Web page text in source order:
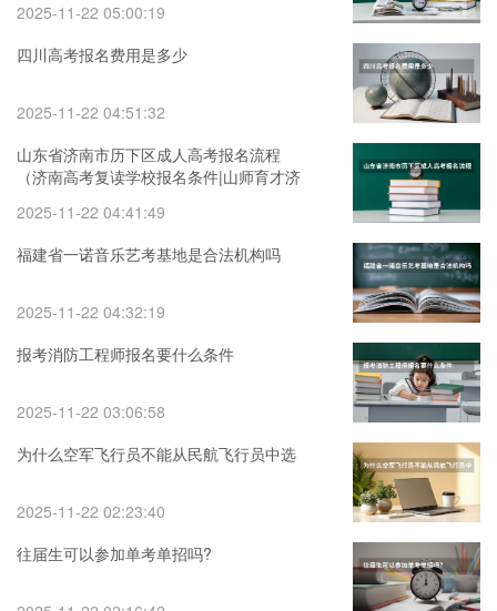
2025-11-22 05:00:19
四川高考报名费用是多少
2025-11-22 04:51:32
山东省济南市历下区成人高考报名流程
（济南高考复读学校报名条件|山师育才济
2025-11-22 04:41:49
福建省一诺音乐艺考基地是合法机构吗
2025-11-22 04:32:19
报考消防工程师报名要什么条件
2025-11-22 03:06:58
为什么空军飞行员不能从民航飞行员中选
2025-11-22 02:23:40
往届生可以参加单考单招吗?